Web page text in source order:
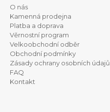
O nás
Kamenná prodejna
Platba a doprava
Věrnostní program
Velkoobchodní odběr
Obchodní podmínky
Zásady ochrany osobních údajů
FAQ
Kontakt